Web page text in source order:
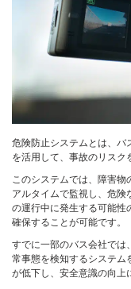
危険防止システムとは、バ
を活用して、事故のリスク
このシステムでは、障害
アルタイムで監視し、危険
の運行中に発生する可能性
確保することが可能です。
すでに一部のバス会社では
常事態を検知するシステム
が低下し、安全意識の向上